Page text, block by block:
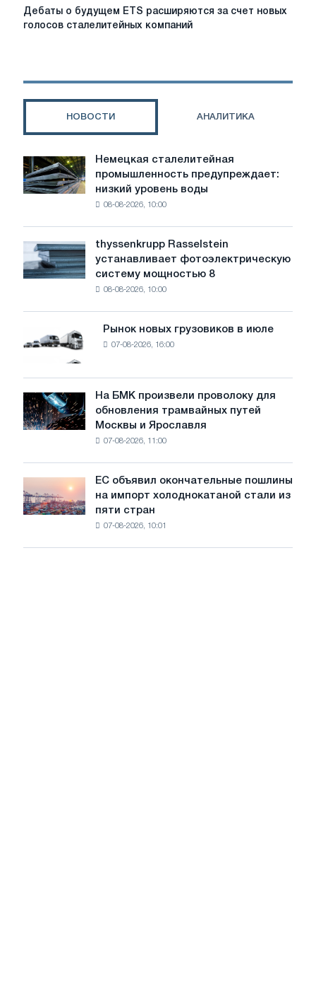
Дебаты
за
Дебаты о будущем ETS расширяются за счет новых
голосов сталелитейных компаний
НОВОСТИ АНАЛИТИКА
Немецкая
сталелитейная
промышленность
предупреждает:
воды
угрожает
Немецкая сталелитейная
промышленность предупреждает:
низкий уровень воды
08-08-2026, 10:00
thyssenkrupp
Rasselstein
устанавливает
фотоэлектрическую
целей
обезуглероживания
thyssenkrupp Rasselstein
устанавливает фотоэлектрическую
систему мощностью 8
08-08-2026, 10:00
Рынок
новых
грузовиков
в
июле
Рынок новых грузовиков в июле
07-08-2026, 16:00
На
БМК
произвели
трамвайных
путей
Ярославля
На БМК произвели проволоку для
обновления трамвайных путей
Москвы и Ярославля
07-08-2026, 11:00
объявил
окончательные
ЕС объявил окончательные пошлины
на импорт холоднокатаной стали из
пяти стран
07-08-2026, 10:01